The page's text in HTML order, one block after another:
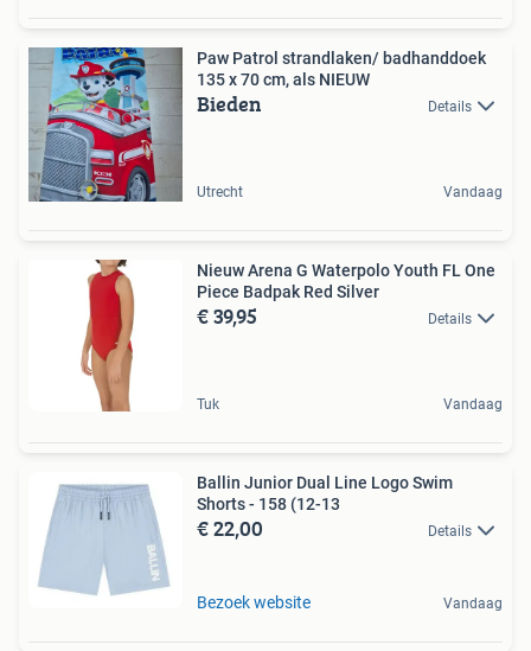
Paw Patrol strandlaken/ badhanddoek
135 x 70 cm, als NIEUW
Bieden Details
Utrecht Vandaag
Nieuw Arena G Waterpolo Youth FL One
Piece Badpak Red Silver
€ 39,95 Details
Tuk Vandaag
Ballin Junior Dual Line Logo Swim
Shorts - 158 (12-13
€ 22,00 Details
Bezoek website Vandaag